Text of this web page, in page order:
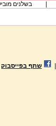
בשלנים
שתף בפייסבוק